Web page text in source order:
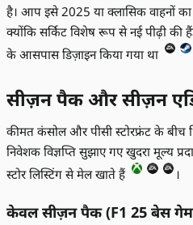
है। आप इसे 2025 या क्लासिक वाहनों
क्योंकि सर्किट विशेष रूप से नई पीढ़ी
के आसपास डिज़ाइन किया गया था
सीज़न पैक और सीज़न
कीमत कंसोल और पीसी स्टोरफ्रंट के बीच
निवेशक विज्ञप्ति सुझाए गए खुदरा मूल्य
स्टोर लिस्टिंग से मेल खाते हैं
।
केवल सीज़न पैक (F1 25 बेस